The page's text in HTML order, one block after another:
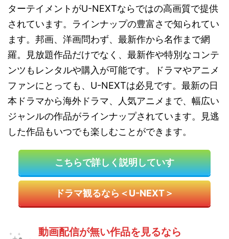
ターテイメントがU-NEXTならではの高画質で提供
されています。ラインナップの豊富さで知られてい
ます。邦画、洋画問わず、最新作から名作まで網
羅。見放題作品だけでなく、最新作や特別なコンテ
ンツもレンタルや購入が可能です。ドラマやアニメ
ファンにとっても、U-NEXTは必見です。最新の日
本ドラマから海外ドラマ、人気アニメまで、幅広い
ジャンルの作品がラインナップされています。見逃
した作品もいつでも楽しむことができます。
こちらで詳しく説明していす
ドラマ観るなら＜U-NEXT＞
動画配信が無い作品を見るなら